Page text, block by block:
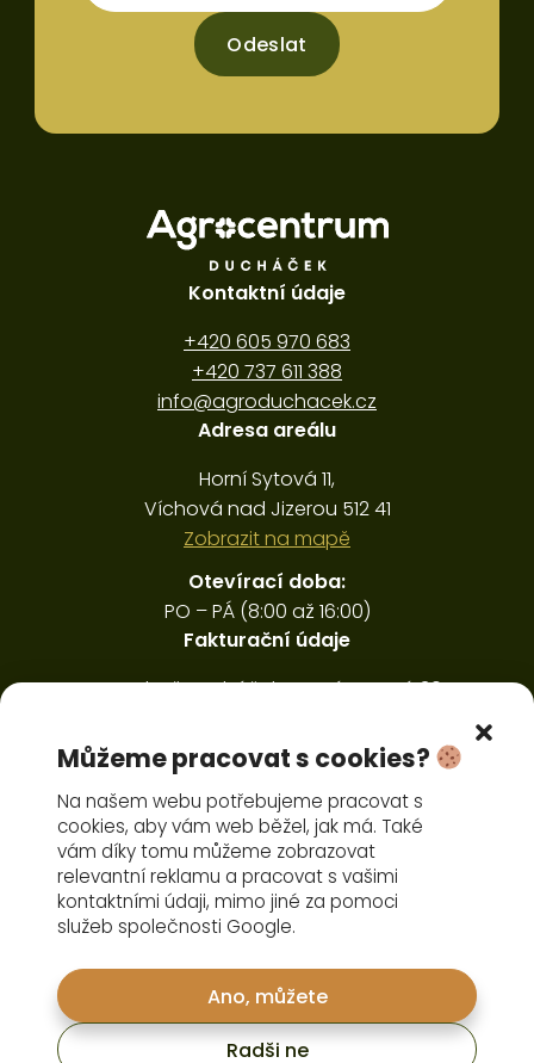
Můžeme pracovat s cookies?
Na našem webu potřebujeme pracovat s
cookies, aby vám web běžel, jak má. Také
vám díky tomu můžeme zobrazovat
relevantní reklamu a pracovat s vašimi
kontaktními údaji, mimo jiné za pomoci
služeb společnosti Google.
Ano, můžete
Radši ne
Odeslat
Kontaktní údaje
+420 605 970 683
+420 737 611 388
info@agroduchacek.cz
Adresa areálu
Horní Sytová 11,
Víchová nad Jizerou 512 41
Zobrazit na mapě
Otevírací doba:
PO – PÁ (8:00 až 16:00)
Fakturační údaje
Ing. Luboš Ducháček, Horná Sytová 30,
IČ: 45594406, DIČ: CZ6410291151
Pořízení čelního nakladače
Nové stroje
Agrobazar
Náhradní díly a servis